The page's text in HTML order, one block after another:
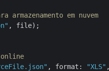
em nuvem
, file);
online
, format: "XLS"